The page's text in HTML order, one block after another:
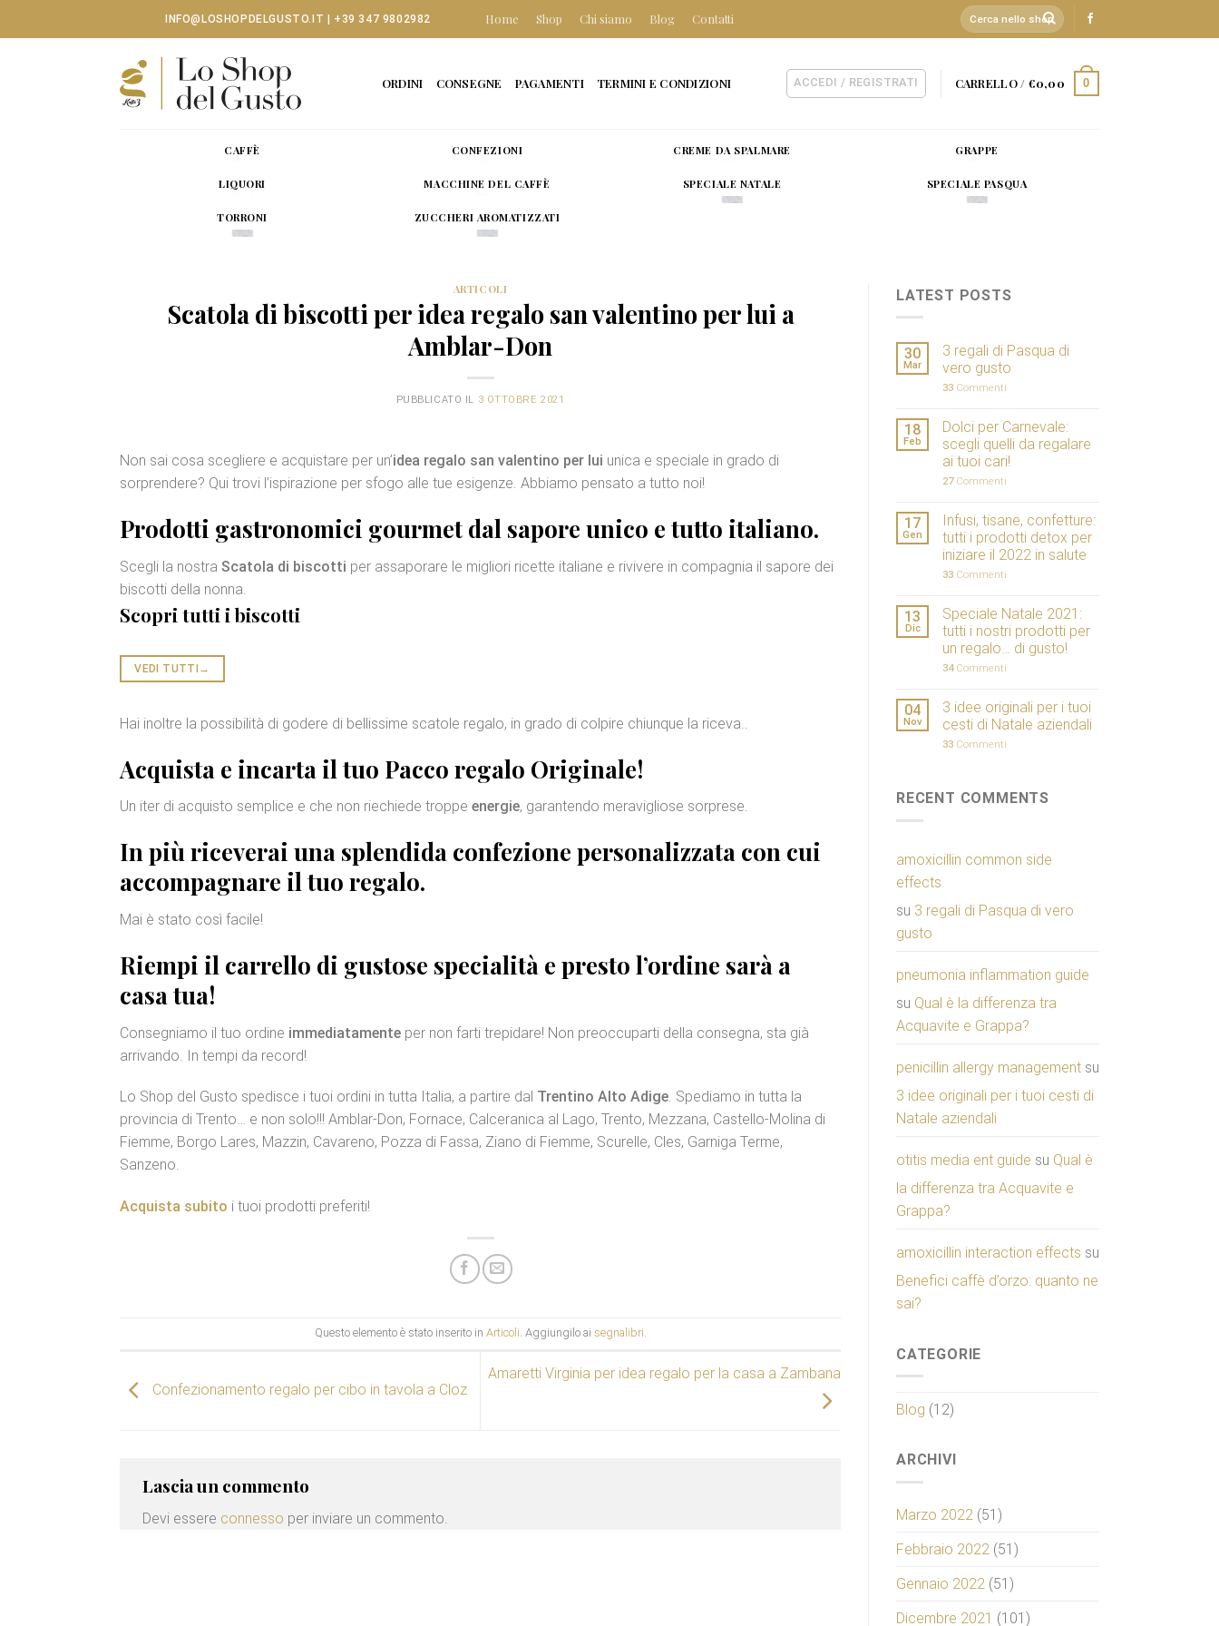
INFO@LOSHOPDELGUSTO.IT | +39 347 9802982 Home Shop Chi siamo Blog Contatti Cerca:
ORDINI CONSEGNE PAGAMENTI TERMINI E CONDIZIONI ACCEDI / REGISTRATI CARRELLO / €0,00 0
CAFFÈ CONFEZIONI CREME DA SPALMARE GRAPPE
LIQUORI MACCHINE DEL CAFFÈ SPECIALE NATALE SPECIALE PASQUA
TORRONI ZUCCHERI AROMATIZZATI
ARTICOLI
Scatola di biscotti per idea regalo san valentino per lui a
Amblar-Don
PUBBLICATO IL 3 OTTOBRE 2021
Non sai cosa scegliere e acquistare per un’idea regalo san valentino per lui unica e speciale in grado di
sorprendere? Qui trovi l’ispirazione per sfogo alle tue esigenze. Abbiamo pensato a tutto noi!
Prodotti gastronomici gourmet dal sapore unico e tutto italiano.
Scegli la nostra Scatola di biscotti per assaporare le migliori ricette italiane e rivivere in compagnia il sapore dei
biscotti della nonna.
Scopri tutti i biscotti
VEDI TUTTI →
Hai inoltre la possibilità di godere di bellissime scatole regalo, in grado di colpire chiunque la riceva..
Acquista e incarta il tuo Pacco regalo Originale!
Un iter di acquisto semplice e che non riechiede troppe energie, garantendo meravigliose sorprese.
In più riceverai una splendida confezione personalizzata con cui
accompagnare il tuo regalo.
Mai è stato così facile!
Riempi il carrello di gustose specialità e presto l’ordine sarà a
casa tua!
Consegniamo il tuo ordine immediatamente per non farti trepidare! Non preoccuparti della consegna, sta già
arrivando. In tempi da record!
Lo Shop del Gusto spedisce i tuoi ordini in tutta Italia, a partire dal Trentino Alto Adige. Spediamo in tutta la
provincia di Trento… e non solo!!! Amblar-Don, Fornace, Calceranica al Lago, Trento, Mezzana, Castello-Molina di
Fiemme, Borgo Lares, Mazzin, Cavareno, Pozza di Fassa, Ziano di Fiemme, Scurelle, Cles, Garniga Terme,
Sanzeno.
Acquista subito i tuoi prodotti preferiti!
Questo elemento è stato inserito in Articoli. Aggiungilo ai segnalibri.
Confezionamento regalo per cibo in tavola a Cloz
Amaretti Virginia per idea regalo per la casa a Zambana
Lascia un commento
Devi essere connesso per inviare un commento.
LATEST POSTS
30
Mar
3 regali di Pasqua di
vero gusto
33 Commenti
18
Feb
Dolci per Carnevale:
scegli quelli da regalare
ai tuoi cari!
27Commenti
17
Gen
Infusi, tisane, confetture:
tutti i prodotti detox per
iniziare il 2022 in salute
33 Commenti
13
Dic
Speciale Natale 2021:
tutti i nostri prodotti per
un regalo… di gusto!
34Commenti
04
Nov
3 idee originali per i tuoi
cesti di Natale aziendali
33 Commenti
RECENT COMMENTS
amoxicillin common side
effects
su 3 regali di Pasqua di vero
gusto
pneumonia inflammation guide
su Qual è la differenza tra
Acquavite e Grappa?
penicillin allergy management su
3 idee originali per i tuoi cesti di
Natale aziendali
otitis media ent guide su Qual è
la differenza tra Acquavite e
Grappa?
amoxicillin interaction effects su
Benefici caffè d’orzo: quanto ne
sai?
CATEGORIE
Blog (12)
ARCHIVI
Marzo 2022 (51)
Febbraio 2022 (51)
Gennaio 2022 (51)
Dicembre 2021 (101)